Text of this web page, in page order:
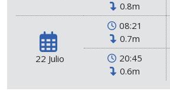
0.8m
22 Julio
08:21
0.7m
20:45
0.6m